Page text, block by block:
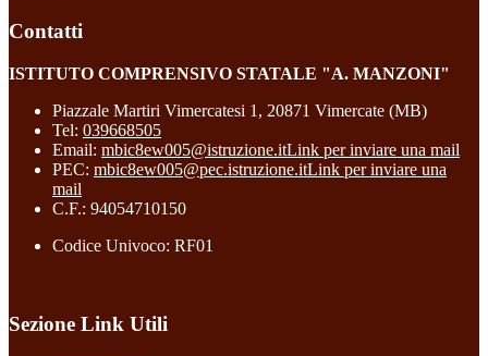
Contatti
ISTITUTO COMPRENSIVO STATALE "A. MANZONI"
Piazzale Martiri Vimercatesi 1, 20871 Vimercate (MB)
Tel: 039668505
Email: mbic8ew005@istruzione.itLink per inviare una mail
PEC: mbic8ew005@pec.istruzione.itLink per inviare una
mail
C.F.: 94054710150
Codice Univoco: RF01
Sezione Link Utili